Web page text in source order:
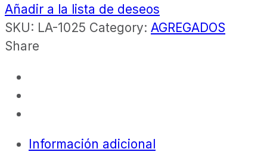
Añadir a la lista de deseos
SKU: LA-1025 Category: AGREGADOS
Share
Información adicional